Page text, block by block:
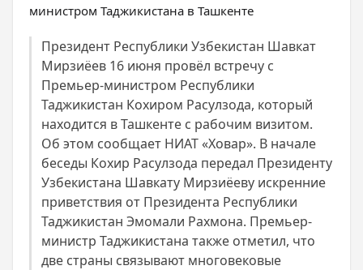
Президент Республики Узбекистан Шавкат
Мирзиёев 16 июня провёл встречу с
Премьер-министром Республики
Таджикистан Кохиром Расулзода, который
находится в Ташкенте с рабочим визитом.
Об этом сообщает НИАТ «Ховар». В начале
беседы Кохир Расулзода передал Президенту
Узбекистана Шавкату Мирзиёеву искренние
приветствия от Президента Республики
Таджикистан Эмомали Рахмона. Премьер-
министр Таджикистана также отметил, что
две страны связывают многовековые